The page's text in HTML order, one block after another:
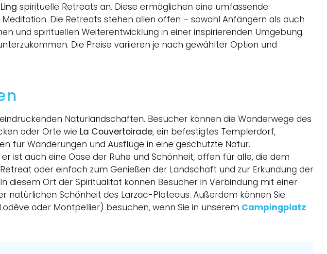
spirituelle Retreats an. Diese ermöglichen eine umfassende
Die Retreats stehen allen offen – sowohl Anfängern als auch
und spirituellen Weiterentwicklung in einer inspirierenden Umgebung.
Die Preise variieren je nach gewählter Option und
Naturlandschaften. Besucher können die Wanderwege des
oder Orte wie La Couvertoirade, ein befestigtes Templerdorf,
für Wanderungen und Ausflüge in eine geschützte Natur.
ist auch eine Oase der Ruhe und Schönheit, offen für alle, die dem
oder einfach zum Genießen der Landschaft und zur Erkundung der
diesem Ort der Spiritualität können Besucher in Verbindung mit einer
Schönheit des Larzac-Plateaus. Außerdem können Sie
oder Montpellier) besuchen, wenn Sie in unserem Campingplatz